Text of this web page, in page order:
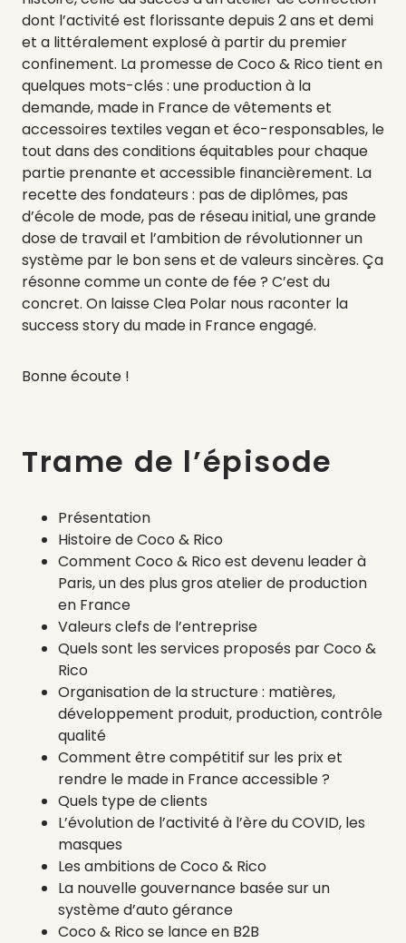
dont l’activité est florissante depuis 2 ans et demi
et a littéralement explosé à partir du premier
confinement. La promesse de Coco & Rico tient en
quelques mots-clés : une production à la
demande, made in France de vêtements et
accessoires textiles vegan et éco-responsables, le
tout dans des conditions équitables pour chaque
partie prenante et accessible financièrement. La
recette des fondateurs : pas de diplômes, pas
d’école de mode, pas de réseau initial, une grande
dose de travail et l’ambition de révolutionner un
système par le bon sens et de valeurs sincères. Ça
résonne comme un conte de fée ? C’est du
concret. On laisse Clea Polar nous raconter la
success story du made in France engagé.
Bonne écoute !
Trame de l’épisode
Présentation
Histoire de Coco & Rico
Comment Coco & Rico est devenu leader à
Paris, un des plus gros atelier de production
en France
Valeurs clefs de l’entreprise
Quels sont les services proposés par Coco &
Rico
Organisation de la structure : matières,
développement produit, production, contrôle
qualité
Comment être compétitif sur les prix et
rendre le made in France accessible ?
Quels type de clients
L’évolution de l’activité à l’ère du COVID, les
masques
Les ambitions de Coco & Rico
La nouvelle gouvernance basée sur un
système d’auto gérance
Coco & Rico se lance en B2B